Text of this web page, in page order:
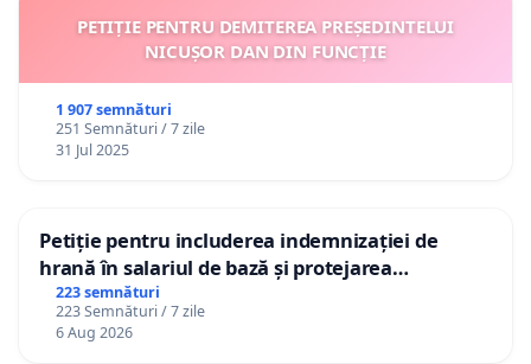
PETIȚIE PENTRU DEMITEREA PREȘEDINTELUI
NICUȘOR DAN DIN FUNCȚIE
1 907 semnături
251 Semnături / 7 zile
31 Jul 2025
Petiție pentru includerea indemnizației de
hrană în salariul de bază și protejarea
gradațiilor de vechime pentru asistenții
personali
223 semnături
223 Semnături / 7 zile
6 Aug 2026